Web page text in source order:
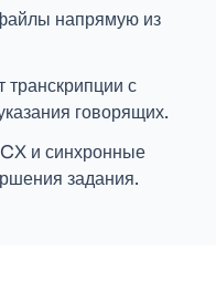
напрямую из
транскрипции с
говорящих.
и синхронные
задания.